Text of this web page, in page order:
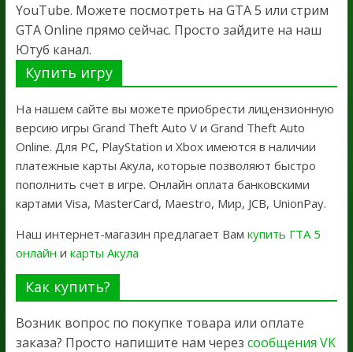
YouTube. Можете посмотреть на GTA 5 или стрим
GTA Online прямо сейчас. Просто зайдите на наш
Ютуб канал.
Купить игру
На нашем сайте вы можете приобрести лицензионную
версию игры Grand Theft Auto V и Grand Theft Auto
Online. Для PC, PlayStation и Xbox имеются в наличии
платежные карты Акула, которые позволяют быстро
пополнить счет в игре. Онлайн оплата банковскими
картами Visa, MasterCard, Maestro, Мир, JCB, UnionPay.
Наш интернет-магазин предлагает Вам купить ГТА 5
онлайн и карты Акула
Как купить?
Возник вопрос по покупке товара или оплате
заказа? Просто напишите нам через сообщения VK